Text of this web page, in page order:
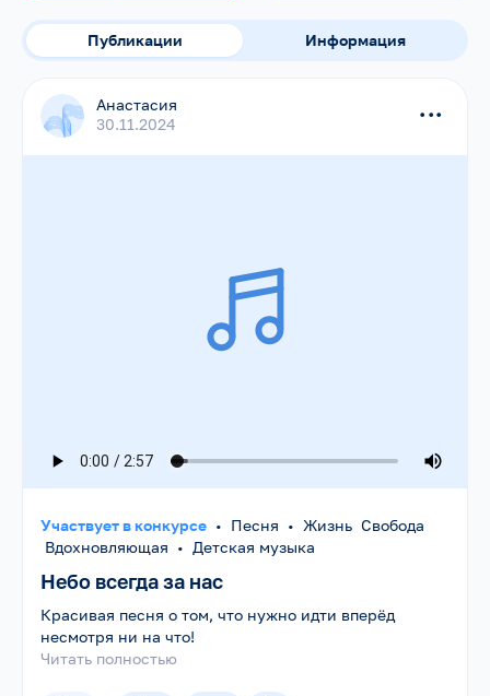
Публикации Информация
Анастасия
30.11.2024
...
Участвует в конкурсе • Песня • Жизнь Свобода
Вдохновляющая • Детская музыка
Небо всегда за нас
Красивая песня о том, что нужно идти вперёд
несмотря ни на что!
Читать полностью